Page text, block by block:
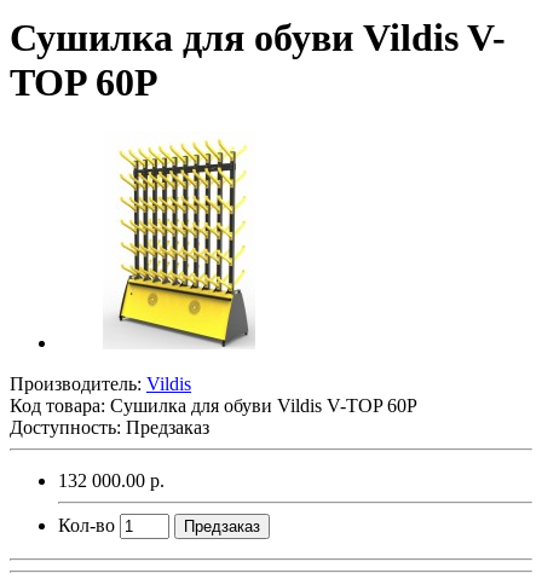
Сушилка для обуви Vildis V-
TOP 60P
Производитель: Vildis
Код товара: Сушилка для обуви Vildis V-TOP 60P
Доступность: Предзаказ
132 000.00 р.
Кол-во Предзаказ